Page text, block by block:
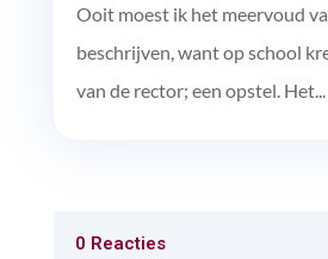
Ooit moest ik het meervoud
beschrijven, want op school
van de rector; een opstel. Het...
0 Reacties